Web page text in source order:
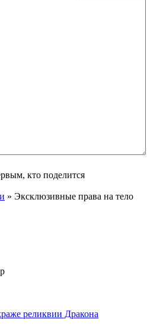
кто поделится
» Эксклюзивные права на тело
реликвии Дракона